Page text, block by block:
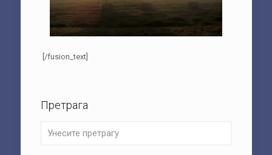
[/fusion_text]
Претрага